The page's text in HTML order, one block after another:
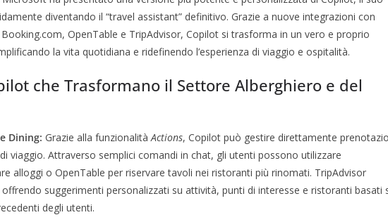
diventando il “travel assistant” definitivo. Grazie a nuove integrazioni con
OpenTable e TripAdvisor, Copilot si trasforma in un vero e proprio
la vita quotidiana e ridefinendo l’esperienza di viaggio e ospitalità.
che Trasformano il Settore Alberghiero e del
Dining: Grazie alla funzionalitàActions, Copilot può gestire direttamente
viaggio. Attraverso semplici comandi in chat, gli utenti possono utilizzare
alloggi o OpenTable per riservare tavoli nei ristoranti più rinomati. TripAdvisor
suggerimenti personalizzati su attività, punti di interesse e ristoranti basati
degli utenti.